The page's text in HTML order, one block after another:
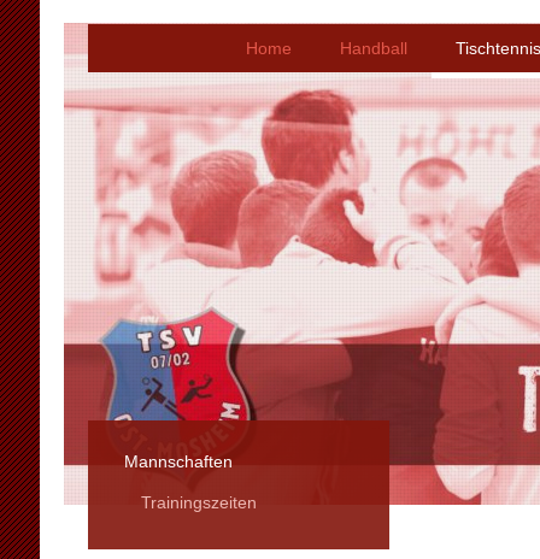
Home Handball Tischtennis
Mannschaften
Trainingszeiten